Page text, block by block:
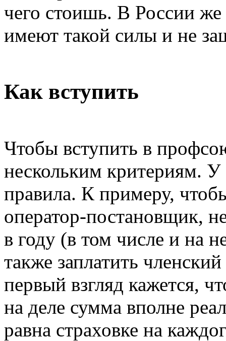
чего стоишь. В России
имеют такой силы и не
Как вступить
Чтобы вступить в
нескольким критериям.
правила. К примеру,
оператор-постановщик,
в году (в том числе и на
также заплатить
первый взгляд кажется,
на деле сумма вполне
равна страховке на